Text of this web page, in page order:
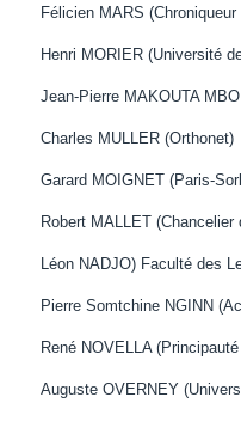
Félicien MARS (Chroniqueur
Henri MORIER (Université
Jean-Pierre MAKOUTA
Charles MULLER (Orthonet)
Garard MOIGNET (Paris-
Robert MALLET
Léon NADJO) Faculté des
Pierre Somtchine NGINN
René NOVELLA
Auguste OVERNEY